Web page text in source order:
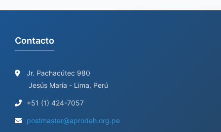
Contacto
Jr. Pachacútec 980
Jesús María - Lima, Perú
+51 (1) 424-7057
postmaster@aprodeh.org.pe